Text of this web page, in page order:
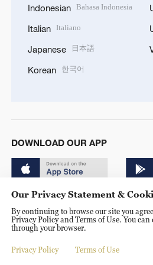
Indonesian Bahasa Indonesia
Italian Italiano
Japanese 日本語
Korean 한국어
DOWNLOAD OUR APP
© China Radio International.CRI. All
Shijingshan Road, Beijing, China.
Our Privacy Statement &
By continuing to browse our site you
Privacy Policy and Terms of Use. You
through your browser.
Privacy Policy Terms of Use